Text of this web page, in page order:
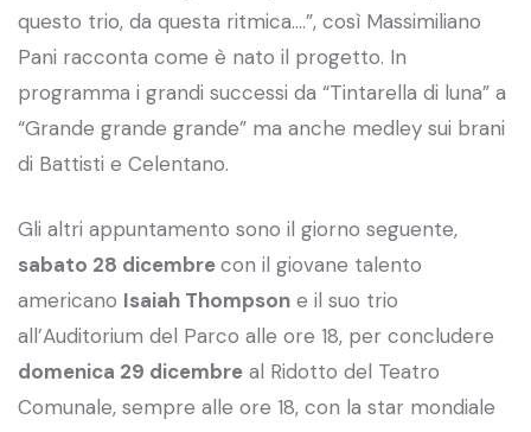
questo trio, da questa ritmica….”, così Massimiliano
Pani racconta come è nato il progetto. In
programma i grandi successi da “Tintarella di luna” a
“Grande grande grande” ma anche medley sui brani
di Battisti e Celentano.
Gli altri appuntamento sono il giorno seguente,
sabato 28 dicembrecon il giovane talento
americano Isaiah Thompson e il suo trio
all’Auditorium del Parco alle ore 18, per concludere
domenica 29 dicembre al Ridotto del Teatro
Comunale, sempre alle ore 18, con la star mondiale